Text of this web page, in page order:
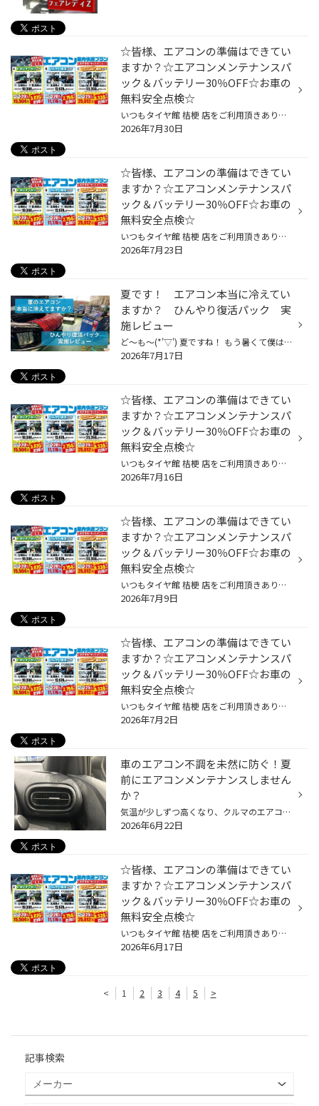
☆皆様、エアコンの準備はできてい
ますか？☆エアコンメンテナンスパ
ック＆バッテリー30％OFF☆お車の
無料安全点検☆
いつもタイヤ館 桔梗 店をご利用頂きありがとうございます( ⁎ᵕᴗᵕ⁎ ) 今年の気象庁の予報では 全国的に平年より気温が高いと言われています。 先日、函館も25度以上になる日が2日間くらい続き 早速エアコンガス補充の駆け込みが数件ありました！ 皆様、エアコンの効きは大丈夫ですか(⁎•ᴗ•⁎)و？ タイ...
2026年7月30日
☆皆様、エアコンの準備はできてい
ますか？☆エアコンメンテナンスパ
ック＆バッテリー30％OFF☆お車の
無料安全点検☆
いつもタイヤ館 桔梗 店をご利用頂きありがとうございます( ⁎ᵕᴗᵕ⁎ ) 今年の気象庁の予報では 全国的に平年より気温が高いと言われています。 先日、函館も25度以上になる日が2日間くらい続き 早速エアコンガス補充の駆け込みが数件ありました！ 皆様、エアコンの効きは大丈夫ですか(⁎•ᴗ•⁎)و？ タイ...
2026年7月23日
夏です！ エアコン本当に冷えてい
ますか？ ひんやり復活パック 実
施レビュー
ど～も～(*'▽') 夏ですね！ もう暑くて僕は冬が待ち遠しいです・・・（;´д｀） さて！今回はエアコンについてです！ エアコンのご相談の多いのが 「冷えなくなったからガス補充をしてほしい」という依頼です。 ですがエアコンが冷えなくなった段階で すでに何かしらのトラブルに見舞われていること...
2026年7月17日
☆皆様、エアコンの準備はできてい
ますか？☆エアコンメンテナンスパ
ック＆バッテリー30％OFF☆お車の
無料安全点検☆
いつもタイヤ館 桔梗 店をご利用頂きありがとうございます( ⁎ᵕᴗᵕ⁎ ) 今年の気象庁の予報では 全国的に平年より気温が高いと言われています。 先日、函館も25度以上になる日が2日間くらい続き 早速エアコンガス補充の駆け込みが数件ありました！ 皆様、エアコンの効きは大丈夫ですか(⁎•ᴗ•⁎)و？ タイ...
2026年7月16日
☆皆様、エアコンの準備はできてい
ますか？☆エアコンメンテナンスパ
ック＆バッテリー30％OFF☆お車の
無料安全点検☆
いつもタイヤ館 桔梗 店をご利用頂きありがとうございます( ⁎ᵕᴗᵕ⁎ ) 今年の気象庁の予報では 全国的に平年より気温が高いと言われています。 先日、函館も25度以上になる日が2日間くらい続き 早速エアコンガス補充の駆け込みが数件ありました！ 皆様、エアコンの効きは大丈夫ですか(⁎•ᴗ•⁎)و？ タイ...
2026年7月9日
☆皆様、エアコンの準備はできてい
ますか？☆エアコンメンテナンスパ
ック＆バッテリー30％OFF☆お車の
無料安全点検☆
いつもタイヤ館 桔梗 店をご利用頂きありがとうございます( ⁎ᵕᴗᵕ⁎ ) 今年の気象庁の予報では 全国的に平年より気温が高いと言われています。 先日、函館も25度以上になる日が2日間くらい続き 早速エアコンガス補充の駆け込みが数件ありました！ 皆様、エアコンの効きは大丈夫ですか(⁎•ᴗ•⁎)و？ タイ...
2026年7月2日
車のエアコン不調を未然に防ぐ！夏
前にエアコンメンテナンスしません
か？
気温が少しずつ高くなり、クルマのエアコンを使用する機会も増えてきていると思います。 是非、夏本番を迎える前におクルマのエアコンのメンテナンスをしませんか？ 【より快適に♪今がおススメ！カーエアコンのメンテナンス】 ■エアコンガスクリーニング おクルマの経年劣化によって、エアコンの効...
2026年6月22日
☆皆様、エアコンの準備はできてい
ますか？☆エアコンメンテナンスパ
ック＆バッテリー30％OFF☆お車の
無料安全点検☆
いつもタイヤ館 桔梗 店をご利用頂きありがとうございます( ⁎ᵕᴗᵕ⁎ ) 今年の気象庁の予報では 全国的に平年より気温が高いと言われています。 先日、函館も25度以上になる日が2日間くらい続き 早速エアコンガス補充の駆け込みが数件ありました！ 皆様、エアコンの効きは大丈夫ですか(⁎•ᴗ•⁎)و？ タイ...
2026年6月17日
< 1 2 3 4 5 >
記事検索